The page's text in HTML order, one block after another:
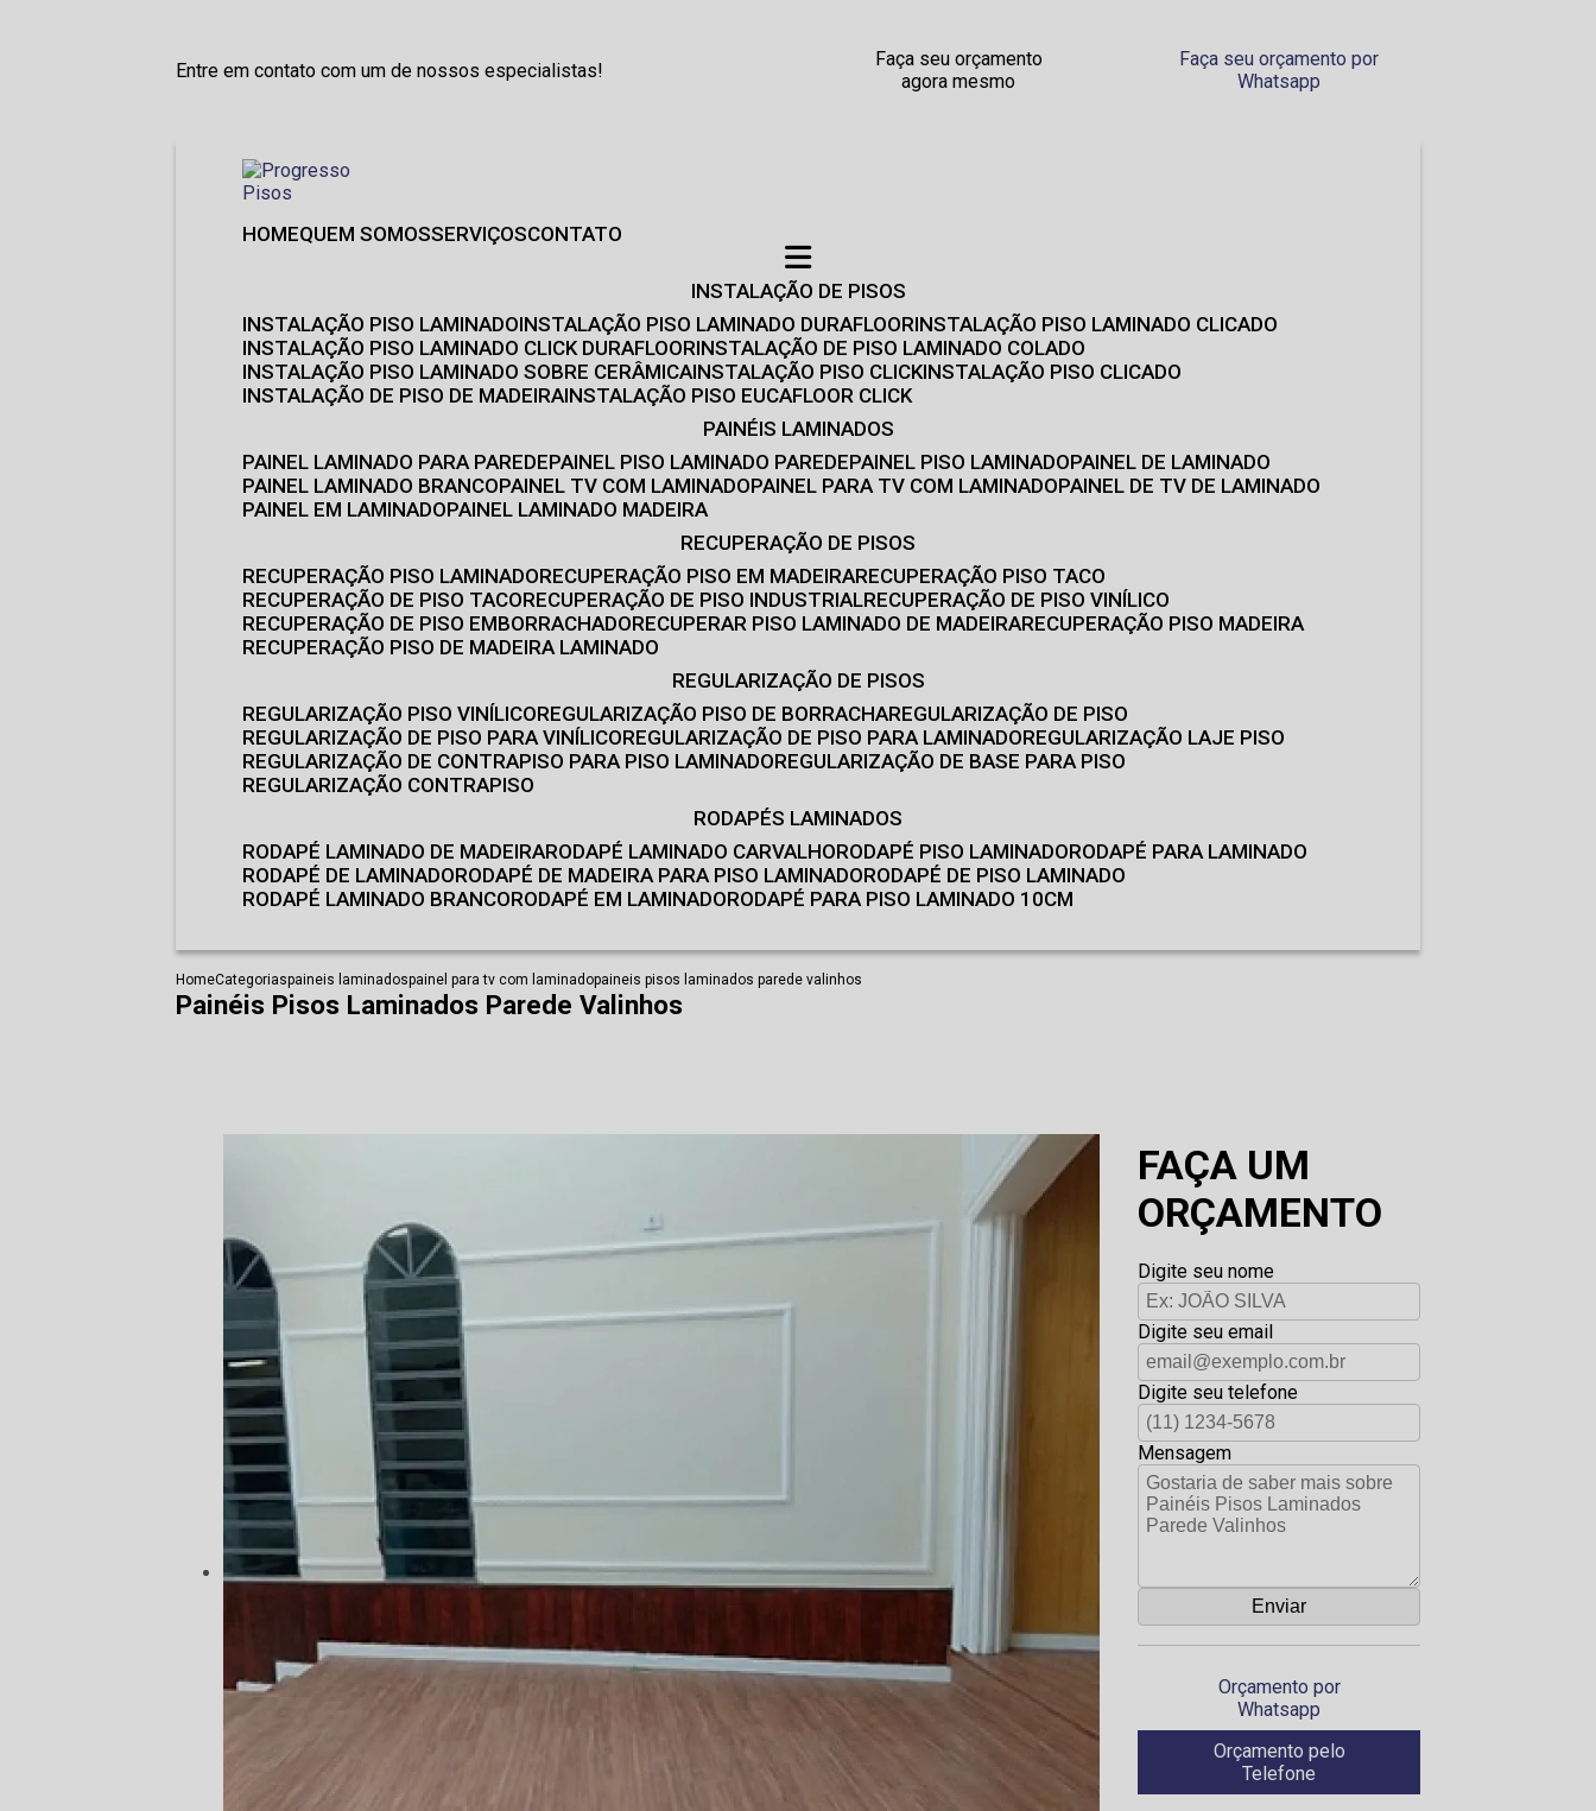
Entre em contato com um de nossos especialistas!
Faça seu orçamento
agora mesmo
Faça seu orçamento por
Whatsapp
HOME QUEM SOMOS SERVIÇOS CONTATO
INSTALAÇÃO DE PISOS
INSTALAÇÃO PISO LAMINADO INSTALAÇÃO PISO LAMINADO DURAFLOOR INSTALAÇÃO PISO LAMINADO CLICADO
INSTALAÇÃO PISO LAMINADO CLICK DURAFLOOR INSTALAÇÃO DE PISO LAMINADO COLADO
INSTALAÇÃO PISO LAMINADO SOBRE CERÂMICA INSTALAÇÃO PISO CLICK INSTALAÇÃO PISO CLICADO
INSTALAÇÃO DE PISO DE MADEIRA INSTALAÇÃO PISO EUCAFLOOR CLICK
PAINÉIS LAMINADOS
PAINEL LAMINADO PARA PAREDE PAINEL PISO LAMINADO PAREDE PAINEL PISO LAMINADO PAINEL DE LAMINADO
PAINEL LAMINADO BRANCO PAINEL TV COM LAMINADO PAINEL PARA TV COM LAMINADO PAINEL DE TV DE LAMINADO
PAINEL EM LAMINADO PAINEL LAMINADO MADEIRA
RECUPERAÇÃO DE PISOS
RECUPERAÇÃO PISO LAMINADO RECUPERAÇÃO PISO EM MADEIRA RECUPERAÇÃO PISO TACO
RECUPERAÇÃO DE PISO TACO RECUPERAÇÃO DE PISO INDUSTRIAL RECUPERAÇÃO DE PISO VINÍLICO
RECUPERAÇÃO DE PISO EMBORRACHADO RECUPERAR PISO LAMINADO DE MADEIRA RECUPERAÇÃO PISO MADEIRA
RECUPERAÇÃO PISO DE MADEIRA LAMINADO
REGULARIZAÇÃO DE PISOS
REGULARIZAÇÃO PISO VINÍLICO REGULARIZAÇÃO PISO DE BORRACHA REGULARIZAÇÃO DE PISO
REGULARIZAÇÃO DE PISO PARA VINÍLICO REGULARIZAÇÃO DE PISO PARA LAMINADO REGULARIZAÇÃO LAJE PISO
REGULARIZAÇÃO DE CONTRAPISO PARA PISO LAMINADO REGULARIZAÇÃO DE BASE PARA PISO
REGULARIZAÇÃO CONTRAPISO
RODAPÉS LAMINADOS
RODAPÉ LAMINADO DE MADEIRA RODAPÉ LAMINADO CARVALHO RODAPÉ PISO LAMINADO RODAPÉ PARA LAMINADO
RODAPÉ DE LAMINADO RODAPÉ DE MADEIRA PARA PISO LAMINADO RODAPÉ DE PISO LAMINADO
RODAPÉ LAMINADO BRANCO RODAPÉ EM LAMINADO RODAPÉ PARA PISO LAMINADO 10CM
HomeCategoriaspaineis laminadospainel para tv com laminadopaineis pisos laminados parede valinhos
Painéis Pisos Laminados Parede Valinhos
FAÇA UM
ORÇAMENTO
Digite seu nome
Digite seu email
Digite seu telefone
Mensagem
Orçamento por
Whatsapp
Orçamento pelo
Telefone